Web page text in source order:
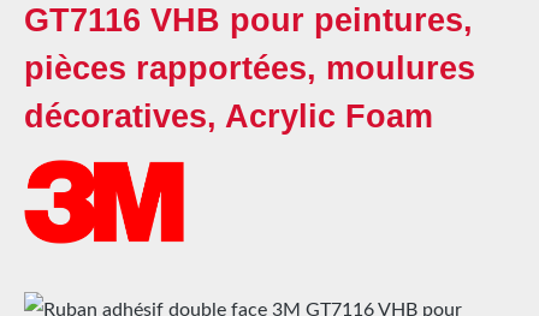
GT7116 VHB pour peintures,
pièces rapportées, moulures
décoratives, Acrylic Foam
Ignorer la galerie d'images